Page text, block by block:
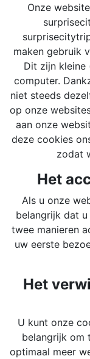
Onze
maken gebruik
Dit zijn
computer.
niet steeds
op onze
aan onze
deze cookies
zodat
Het
Als u onze
belangrijk dat
twee manieren
uw eerste
Het
U kunt onze
belangrijk om
optimaal meer